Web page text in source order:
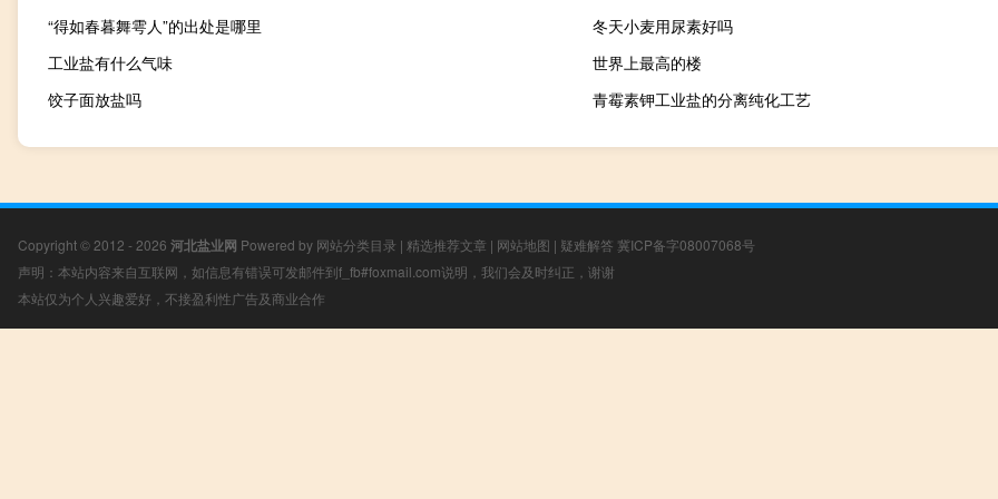
“得如春暮舞雩人”的出处是哪里
冬天小麦用尿素好吗
工业盐有什么气味
世界上最高的楼
饺子面放盐吗
青霉素钾工业盐的分离纯化工艺
Copyright © 2012 - 2026 河北盐业网 Powered by 网站分类目录 | 精选推荐文章 | 网站地图 | 疑难解答 冀ICP备字08007068号
声明：本站内容来自互联网，如信息有错误可发邮件到f_fb#foxmail.com说明，我们会及时纠正，谢谢
本站仅为个人兴趣爱好，不接盈利性广告及商业合作